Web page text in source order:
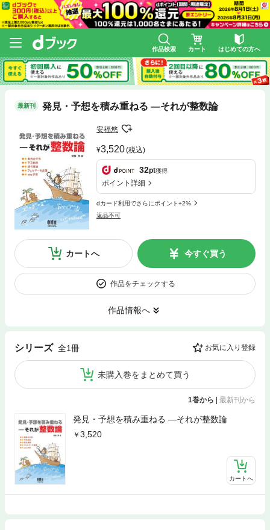
作品検索 カート はじめての方へ
最新刊 発見・予想を積み重ねる ―それが整数論
安福悠
3,520(税込)
32pt獲得
ポイント詳細
dカード利用でさらにポイント+2%
返品不可
カートへ 今すぐ買う
作品をチェックする
作品情報へ
シリーズ 全1冊 お気に入り登録
未購入巻をまとめて買う
1巻から | 最新刊から
発見・予想を積み重ねる ―それが整数論
3,520
カートへ